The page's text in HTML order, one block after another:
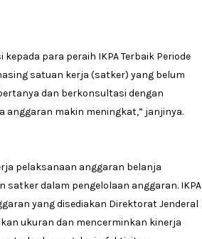
para peraih IKPA Terbaik Periode
satuan kerja (satker) yang belum
dan berkonsultasi dengan
anggaran makin meningkat,” janjinya.
pelaksanaan anggaran belanja
dalam pengelolaan anggaran. IKPA
yang disediakan Direktorat Jenderal
ukuran dan mencerminkan kinerja